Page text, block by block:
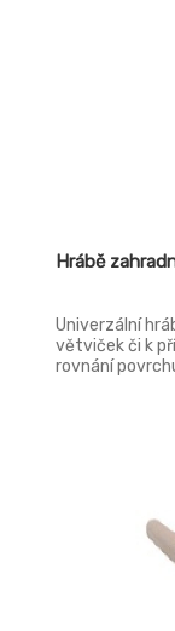
Hrábě
Univerzální
větviček či k
rovnání